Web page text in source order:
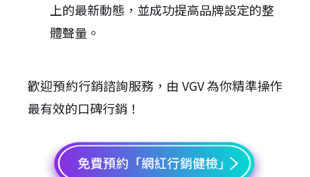
上的最新動態，並成功提高品牌設定的整
體聲量。
歡迎預約行銷諮詢服務，由 VGV 為你精準操作
最有效的口碑行銷！